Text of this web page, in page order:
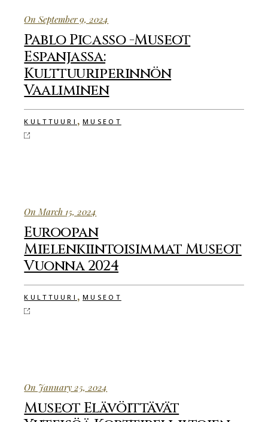
On September 9, 2024
Pablo Picasso -Museot
Espanjassa:
Kulttuuriperinnön
Vaaliminen
KULTTUURI ,MUSEOT
On March 15, 2024
Euroopan
Mielenkiintoisimmat Museot
Vuonna 2024
KULTTUURI ,MUSEOT
On January 25, 2024
Museot Elävöittävät